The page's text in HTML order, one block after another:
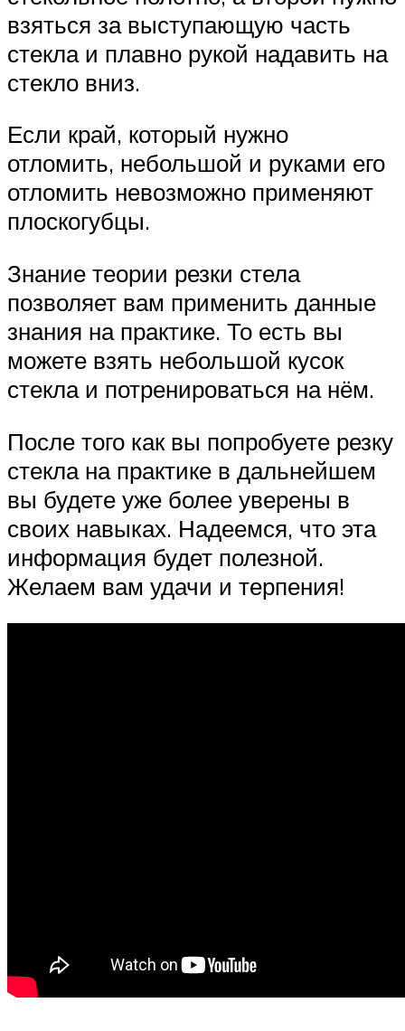
взяться за выступающую часть
стекла и плавно рукой надавить на
стекло вниз.
Если край, который нужно
отломить, небольшой и руками его
отломить невозможно применяют
плоскогубцы.
Знание теории резки стела
позволяет вам применить данные
знания на практике. То есть вы
можете взять небольшой кусок
стекла и потренироваться на нём.
После того как вы попробуете резку
стекла на практике в дальнейшем
вы будете уже более уверены в
своих навыках. Надеемся, что эта
информация будет полезной.
Желаем вам удачи и терпения!